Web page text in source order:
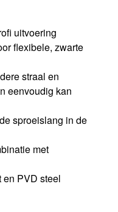
uitvoering
flexibele, zwarte
straal en
eenvoudig kan
sproeislang in de
met
en PVD steel